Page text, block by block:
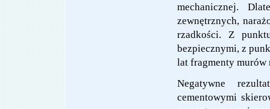
mechanicznej.
zewnętrznych,
rzadkości. Z
bezpiecznymi, z
lat fragmenty murów
Negatywne
cementowymi